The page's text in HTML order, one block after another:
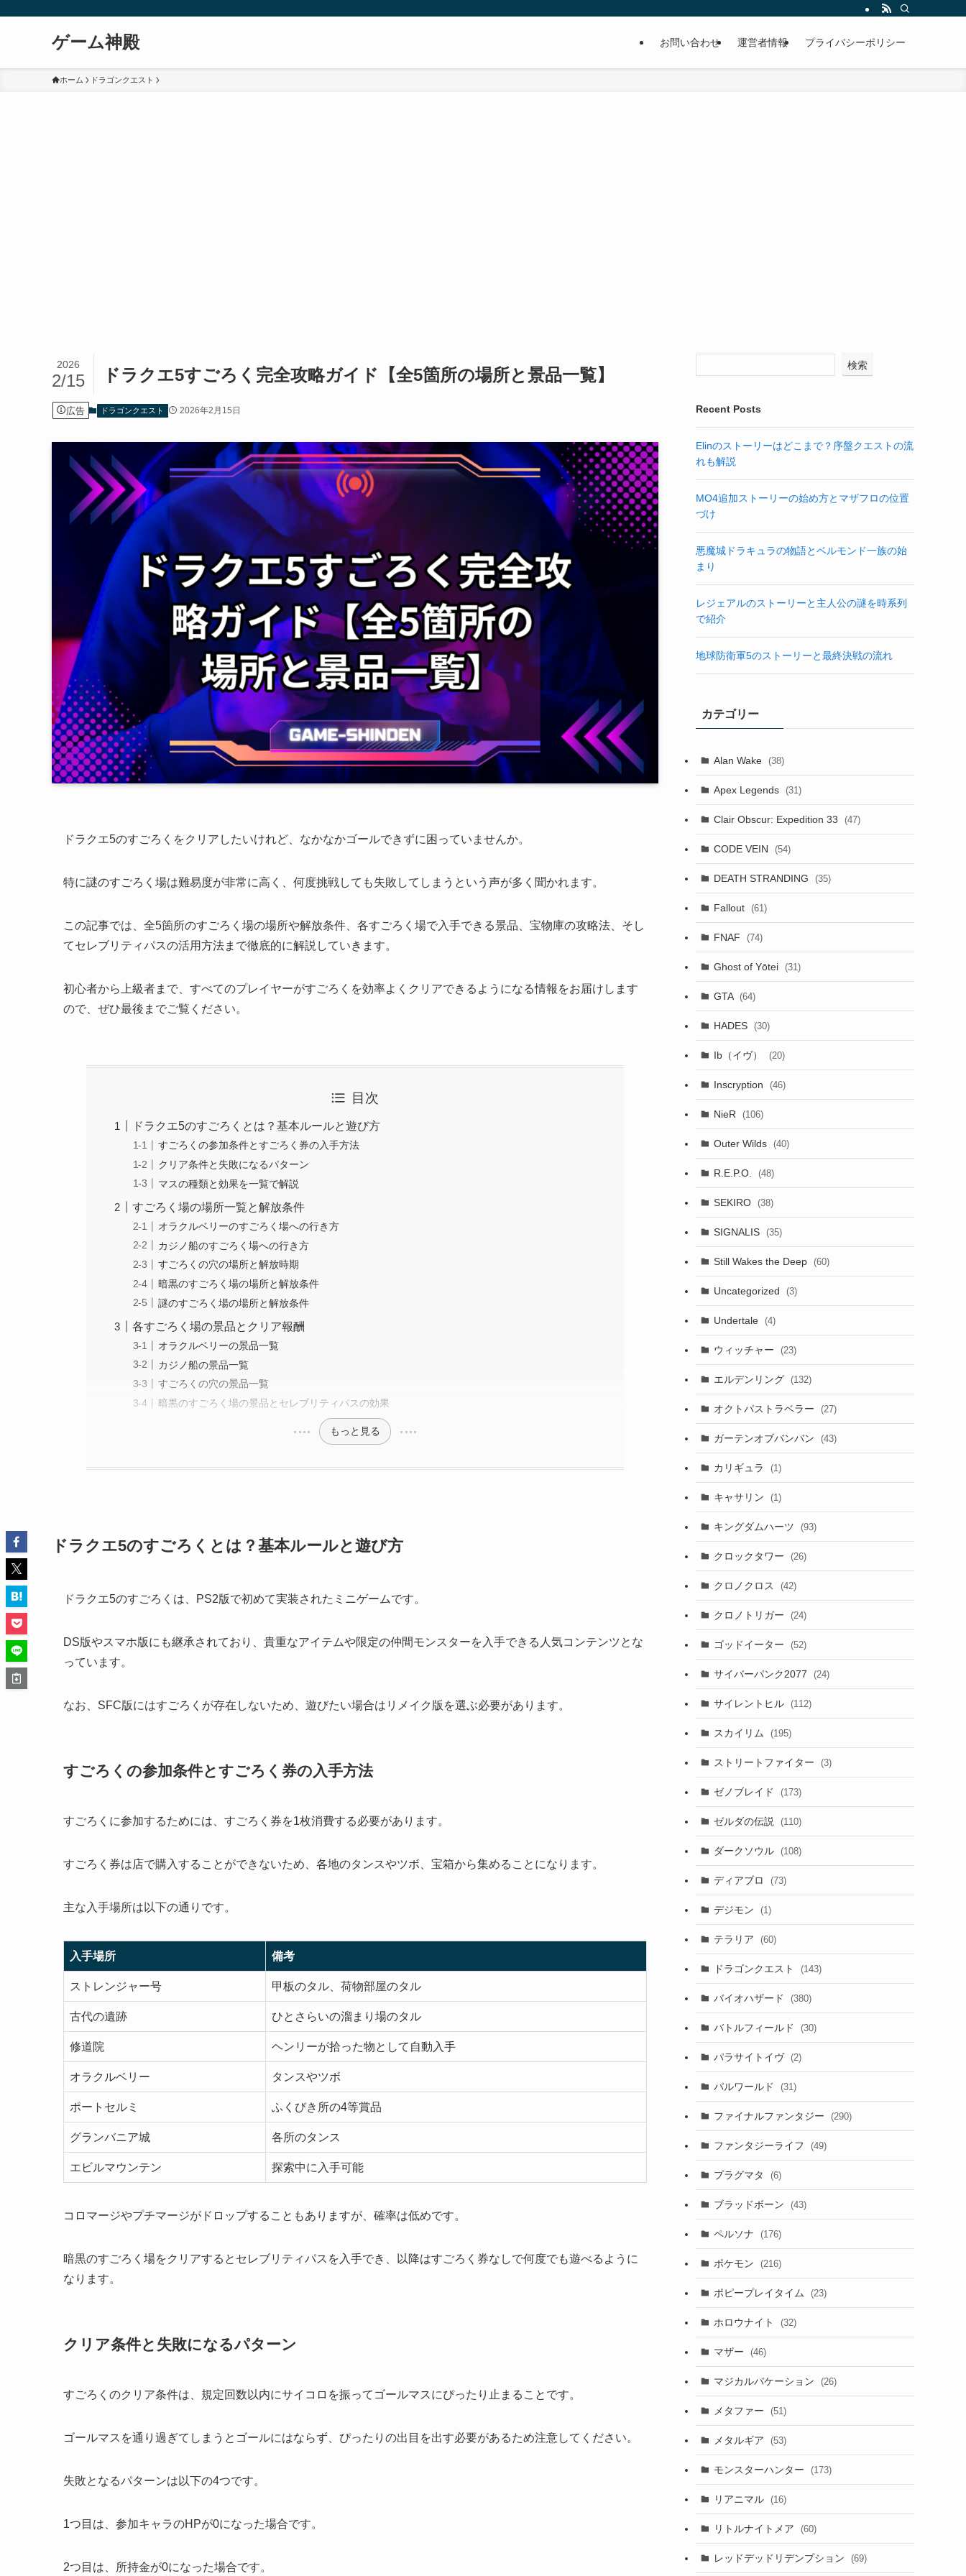
ゲーム神殿 お問い合わせ 運営者情報 プライバシーポリシー
ホーム ドラゴンクエスト
ドラクエ5すごろく完全攻略ガイド【全5箇所の場所と景品一覧】
2026
2/15
広告 ドラゴンクエスト 2026年2月15日
ドラクエ5のすごろくをクリアしたいけれど、なかなかゴールできずに困っていませんか。
特に謎のすごろく場は難易度が非常に高く、何度挑戦しても失敗してしまうという声が多く聞かれます。
この記事では、全5箇所のすごろく場の場所や解放条件、各すごろく場で入手できる景品、宝物庫の攻略法、そし
てセレブリティパスの活用方法まで徹底的に解説していきます。
初心者から上級者まで、すべてのプレイヤーがすごろくを効率よくクリアできるようになる情報をお届けします
ので、ぜひ最後までご覧ください。
目次
ドラクエ5のすごろくとは？基本ルールと遊び方
すごろくの参加条件とすごろく券の入手方法
クリア条件と失敗になるパターン
マスの種類と効果を一覧で解説
すごろく場の場所一覧と解放条件
オラクルベリーのすごろく場への行き方
カジノ船のすごろく場への行き方
すごろくの穴の場所と解放時期
暗黒のすごろく場の場所と解放条件
謎のすごろく場の場所と解放条件
各すごろく場の景品とクリア報酬
オラクルベリーの景品一覧
カジノ船の景品一覧
すごろくの穴の景品一覧
暗黒のすごろく場の景品とセレブリティパスの効果
もっと見る
ドラクエ5のすごろくとは？基本ルールと遊び方
ドラクエ5のすごろくは、PS2版で初めて実装されたミニゲームです。
DS版やスマホ版にも継承されており、貴重なアイテムや限定の仲間モンスターを入手できる人気コンテンツとな
っています。
なお、SFC版にはすごろくが存在しないため、遊びたい場合はリメイク版を選ぶ必要があります。
すごろくの参加条件とすごろく券の入手方法
すごろくに参加するためには、すごろく券を1枚消費する必要があります。
すごろく券は店で購入することができないため、各地のタンスやツボ、宝箱から集めることになります。
主な入手場所は以下の通りです。
入手場所 備考
ストレンジャー号 甲板のタル、荷物部屋のタル
古代の遺跡 ひとさらいの溜まり場のタル
修道院 ヘンリーが拾った物として自動入手
オラクルベリー タンスやツボ
ポートセルミ ふくびき所の4等賞品
グランバニア城 各所のタンス
エビルマウンテン 探索中に入手可能
コロマージやプチマージがドロップすることもありますが、確率は低めです。
暗黒のすごろく場をクリアするとセレブリティパスを入手でき、以降はすごろく券なしで何度でも遊べるように
なります。
クリア条件と失敗になるパターン
すごろくのクリア条件は、規定回数以内にサイコロを振ってゴールマスにぴったり止まることです。
ゴールマスを通り過ぎてしまうとゴールにはならず、ぴったりの出目を出す必要があるため注意してください。
失敗となるパターンは以下の4つです。
1つ目は、参加キャラのHPが0になった場合です。
2つ目は、所持金が0になった場合です。
検索
Recent Posts
Elinのストーリーはどこまで？序盤クエストの流
れも解説
MO4追加ストーリーの始め方とマザフロの位置
づけ
悪魔城ドラキュラの物語とベルモンド一族の始
まり
レジェアルのストーリーと主人公の謎を時系列
で紹介
地球防衛軍5のストーリーと最終決戦の流れ
カテゴリー
Alan Wake (38)
Apex Legends (31)
Clair Obscur: Expedition 33 (47)
CODE VEIN (54)
DEATH STRANDING (35)
Fallout (61)
FNAF (74)
Ghost of Yōtei (31)
GTA (64)
HADES (30)
Ib（イヴ） (20)
Inscryption (46)
NieR (106)
Outer Wilds (40)
R.E.P.O. (48)
SEKIRO (38)
SIGNALIS (35)
Still Wakes the Deep (60)
Uncategorized (3)
Undertale (4)
ウィッチャー (23)
エルデンリング (132)
オクトパストラベラー (27)
ガーテンオブバンバン (43)
カリギュラ (1)
キャサリン (1)
キングダムハーツ (93)
クロックタワー (26)
クロノクロス (42)
クロノトリガー (24)
ゴッドイーター (52)
サイバーパンク2077 (24)
サイレントヒル (112)
スカイリム (195)
ストリートファイター (3)
ゼノブレイド (173)
ゼルダの伝説 (110)
ダークソウル (108)
ディアブロ (73)
デジモン (1)
テラリア (60)
ドラゴンクエスト (143)
バイオハザード (380)
バトルフィールド (30)
パラサイトイヴ (2)
パルワールド (31)
ファイナルファンタジー (290)
ファンタジーライフ (49)
プラグマタ (6)
ブラッドボーン (43)
ペルソナ (176)
ポケモン (216)
ポピープレイタイム (23)
ホロウナイト (32)
マザー (46)
マジカルバケーション (26)
メタファー (51)
メタルギア (53)
モンスターハンター (173)
リアニマル (16)
リトルナイトメア (60)
レッドデッドリデンプション (69)